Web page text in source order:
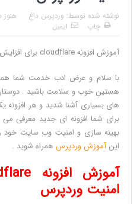
نوشته شده توسط: وردپرس داغ
هنوز
چاپ
ایمیل
آموزش افزونه cloudflare برای افزایش امنیت وردپرس
آموزش
افزونه
cloudflare
برای
افزایش
امنیت
by
محمد
با سلام و عرض ادب خدمت شما
هستین خوب و سلامت باشید . دوستان
های بسیاری آشنا شدید و هر
برای شما افزونه ای جدید معرفی می
بهینه سازی و امنیت وب سایت خود
اینآموزش وردپرسهمراه شوید .
امنیت وردپرس